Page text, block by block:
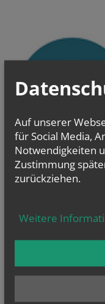
So erreichen Sie
Auf unserer
für Social Media,
Notwendigkeiten
Zustimmung
zurückziehen.
Weitere